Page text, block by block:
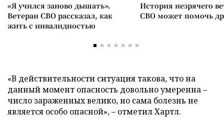
«Я учился заново дышать».
Ветеран СВО рассказал, как
жить с инвалидностью
История незрячего
СВО может помочь
«В действительности ситуация такова, что на
данный момент опасность довольно умеренна –
число зараженных велико, но сама болезнь не
является особо опасной», – отметил Хартл.